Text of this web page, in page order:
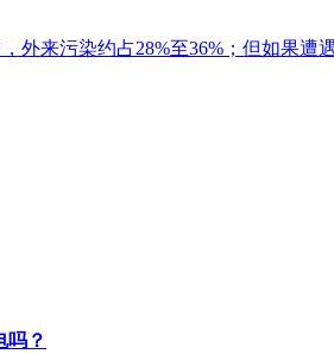
外来污染约占28%至36%；但如果遭
吗？